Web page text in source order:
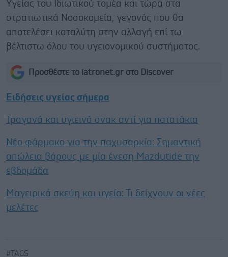
Υγείας του Ιδιωτικού τομέα και τώρα στα
στρατιωτικά Νοσοκομεία, γεγονός που θα
αποτελέσει καταλύτη στην αλλαγή επί τω
βέλτιστω όλου του υγειονομικού συστήματος.
Προσθέστε το iatronet.gr στο Discover
Ειδήσεις υγείας σήμερα
Τραγανά και υγιεινά σνακ αντί για πατατάκια
Νέο φάρμακο για την παχυσαρκία: Σημαντική
απώλεια βάρους με μία ένεση Mazdutide την
εβδομάδα
Μαγειρικά σκεύη και υγεία: Τι δείχνουν οι νέες
μελέτες
#TAGS